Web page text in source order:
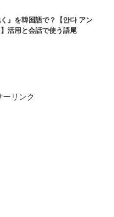
く』を韓国語で？【안다 アン
活用と会話で使う語尾
ーリンク